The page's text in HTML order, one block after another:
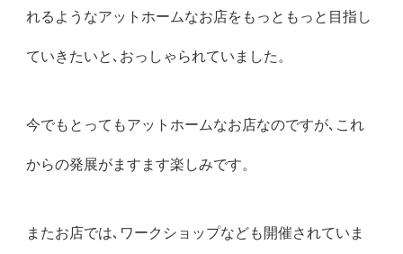
れるようなアットホームなお店をもっともっと目指し
ていきたいと､おっしゃられていました。
今でもとってもアットホームなお店なのですが､これ
からの発展がますます楽しみです。
またお店では､ワークショップなども開催されていま